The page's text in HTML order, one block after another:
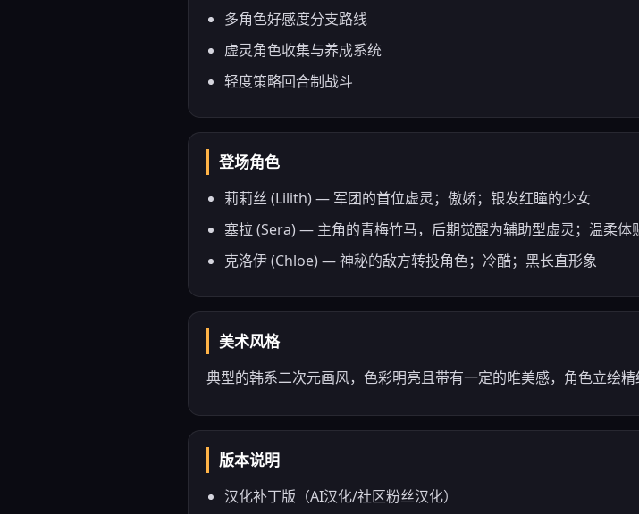
多角色好感度分支路线
虚灵角色收集与养成系统
轻度策略回合制战斗
登场角色
莉莉丝 (Lilith) — 军团的首位虚灵；傲娇；银发红瞳的少女
塞拉 (Sera) — 主角的青梅竹马，后期觉醒为辅助型虚灵；温柔体
克洛伊 (Chloe) — 神秘的敌方转投角色；冷酷；黑长直形象
美术风格
典型的韩系二次元画风，色彩明亮且带有一定的唯美感，角色立绘精
版本说明
汉化补丁版（AI汉化/社区粉丝汉化）